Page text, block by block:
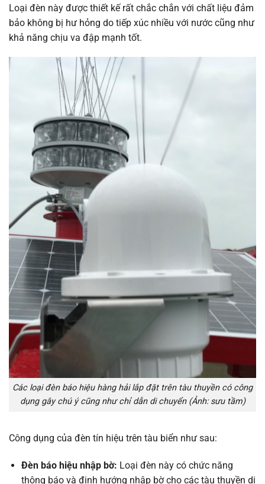
Loại đèn này được thiết kế rất chắc chắn với chất liệu đảm
bảo không bị hư hỏng do tiếp xúc nhiều với nước cũng như
khả năng chịu va đập mạnh tốt.
Các loại đèn báo hiệu hàng hải lắp đặt trên tàu thuyền có công
dụng gây chú ý cũng như chỉ dẫn di chuyển (Ảnh: sưu tầm)
Công dụng của đèn tín hiệu trên tàu biển như sau:
Đèn báo hiệu nhập bờ: Loại đèn này có chức năng
thông báo và định hướng nhập bờ cho các tàu thuyền di